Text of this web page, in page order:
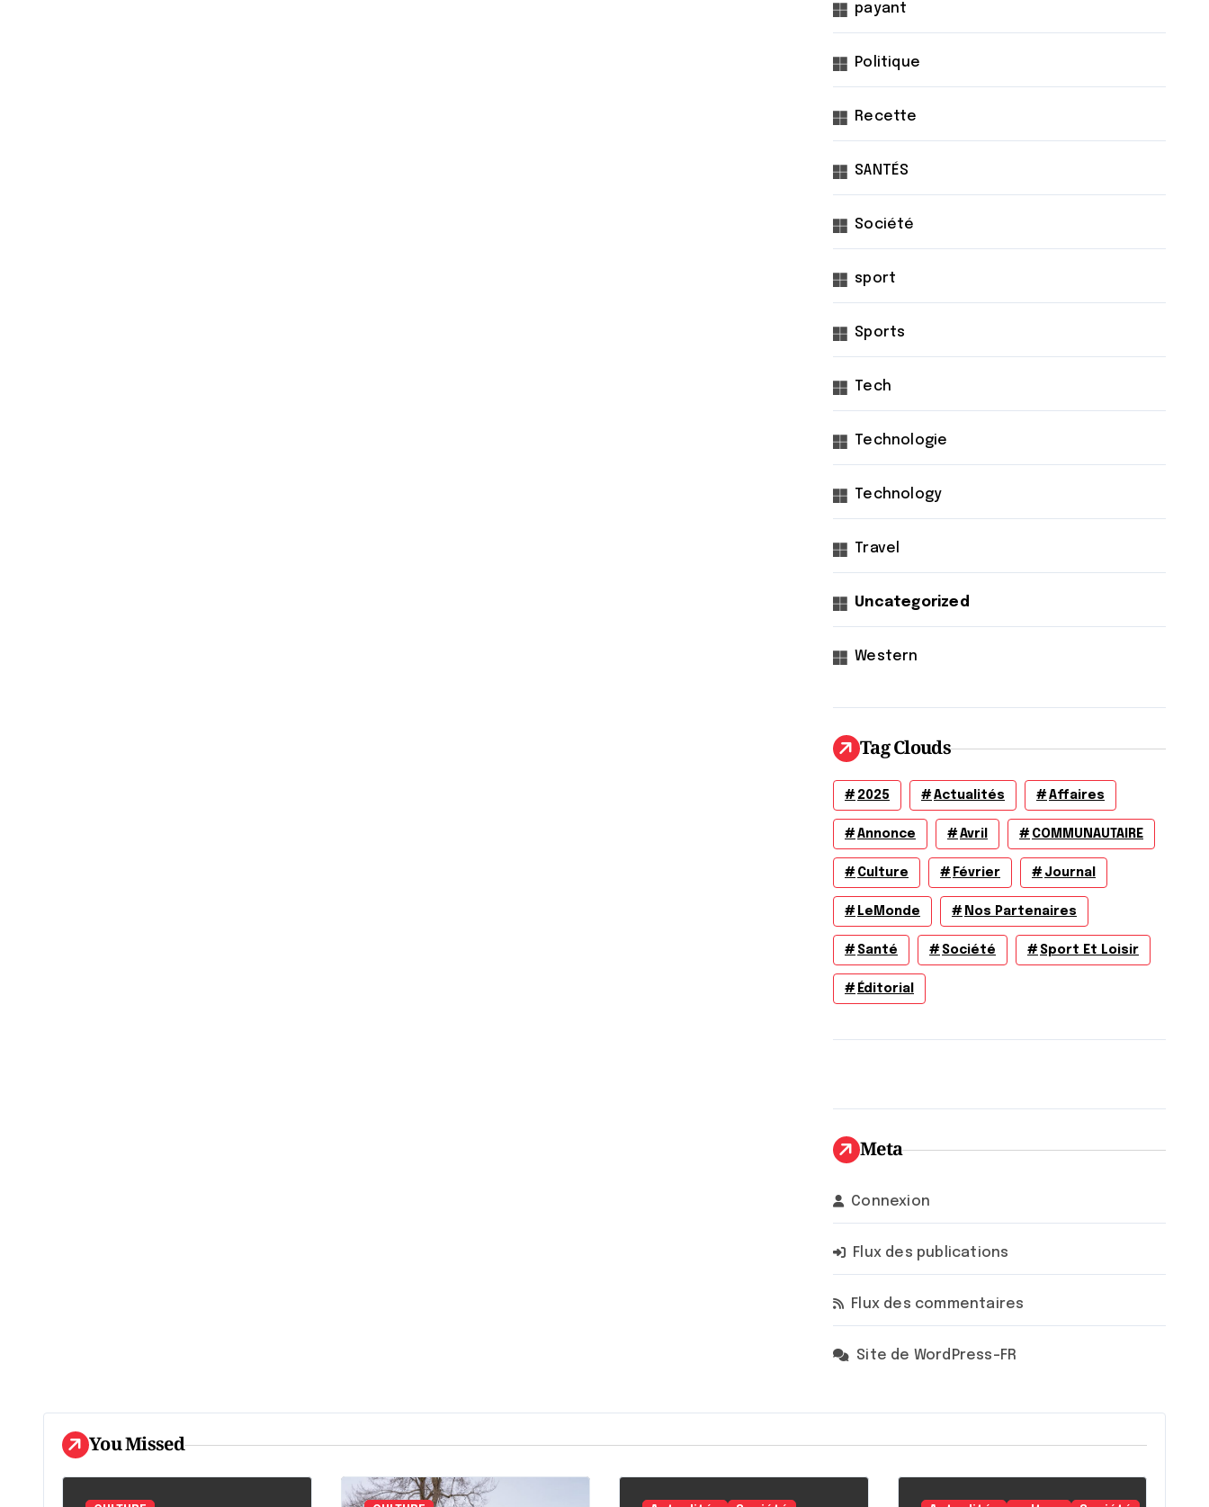
payant
Politique
Recette
SANTÉS
Société
sport
Sports
Tech
Technologie
Technology
Travel
Uncategorized
Western
Tag Clouds
2025 Actualités Affaires
Annonce Avril COMMUNAUTAIRE
Culture Février Journal
LeMonde Nos Partenaires
Santé Société Sport Et Loisir
Éditorial
Meta
Connexion
Flux des publications
Flux des commentaires
Site de WordPress-FR
You Missed